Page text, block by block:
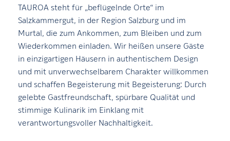
TAUROA steht für „beflügelnde Orte“ im
Salzkammergut, in der Region Salzburg und im
Murtal, die zum Ankommen, zum Bleiben und zum
Wiederkommen einladen. Wir heißen unsere Gäste
in einzigartigen Häusern in authentischem Design
und mit unverwechselbarem Charakter willkommen
und schaffen Begeisterung mit Begeisterung: Durch
gelebte Gastfreundschaft, spürbare Qualität und
stimmige Kulinarik im Einklang mit
verantwortungsvoller Nachhaltigkeit.